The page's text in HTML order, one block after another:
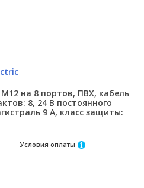
на 8 портов, ПВХ, кабель
8, 24 В постоянного
9 А, класс защиты:
Условия оплаты